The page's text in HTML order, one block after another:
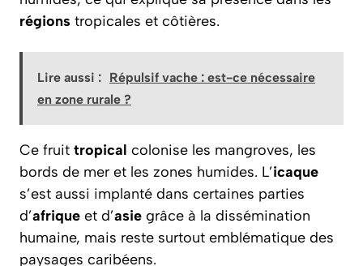
régions tropicales et côtières.
Lire aussi : Répulsif vache : est-ce nécessaire
en zone rurale ?
Ce fruit tropical colonise les mangroves, les
bords de mer et les zones humides. L’icaque
s’est aussi implanté dans certaines parties
d’afrique et d’asie grâce à la dissémination
humaine, mais reste surtout emblématique des
paysages caribéens.